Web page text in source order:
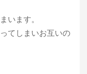
います。
てしまいお互いの